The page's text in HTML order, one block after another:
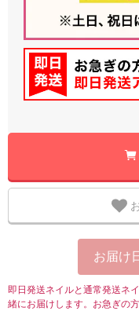
お届け
即日発送ネイルと通常発送ネ
緒にお届けします。お急ぎの